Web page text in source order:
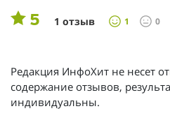
5 1 отзыв 1 0
Редакция ИнфоХит не несет
содержание отзывов,
индивидуальны.